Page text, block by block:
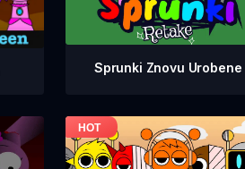
Sprunki Znovu Urobene